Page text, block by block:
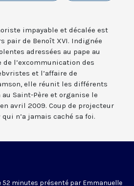
impayable et décalée est
pair de Benoît XVI. Indignée
adressées au pape au
de l’excommunication des
et l’affaire de
elle réunit les différents
Saint-Père et organise le
avril 2009. Coup de projecteur
n’a jamais caché sa foi.
52 minutes présenté par Emmanuelle